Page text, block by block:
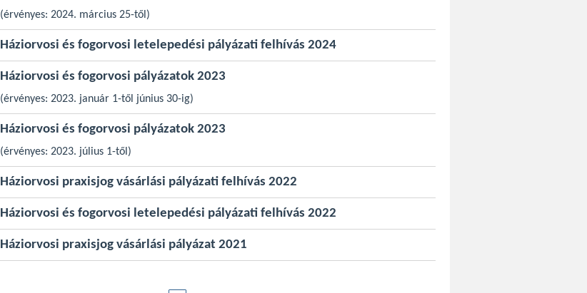
(érvényes: 2024. március 25-től)
Háziorvosi és fogorvosi letelepedési pályázati felhívás 2024
Háziorvosi és fogorvosi pályázatok 2023
(érvényes: 2023. január 1-től június 30-ig)
Háziorvosi és fogorvosi pályázatok 2023
(érvényes: 2023. július 1-től)
Háziorvosi praxisjog vásárlási pályázati felhívás 2022
Háziorvosi és fogorvosi letelepedési pályázati felhívás 2022
Háziorvosi praxisjog vásárlási pályázat 2021